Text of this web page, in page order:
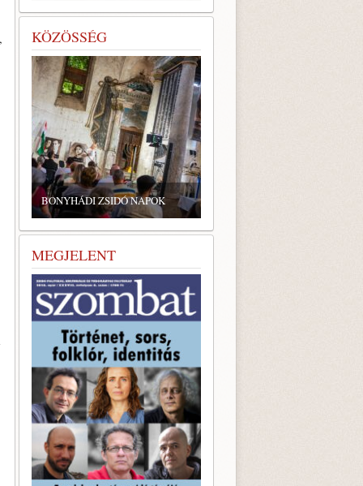
KÖZÖSSÉG
ZSIDÓ GASZTRONÓMIAI
TALÁLKOZÓ A BONYHÁDI
ZSINAGÓGÁBAN
MEGJELENT